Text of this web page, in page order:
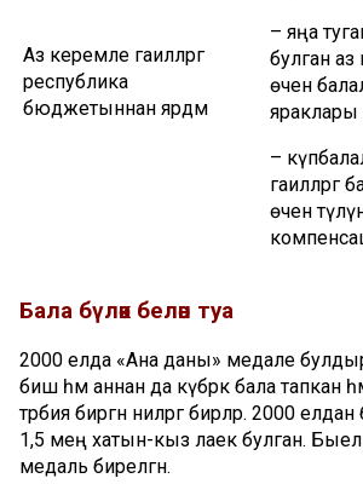
Аз керемле гаиләләргә
республика
бюджетыннан ярдәм
– яңа
булган аз
өчен
–
өчен
Бала бүләк белән туа
2000 елда «Ана даны» медале
биш һәм аннан да күбрәк бала тапкан
тәрбия биргән әниләргә бирәләр. 2000
1,5 мең хатын-кыз лаек булган.
медаль бирелгән.